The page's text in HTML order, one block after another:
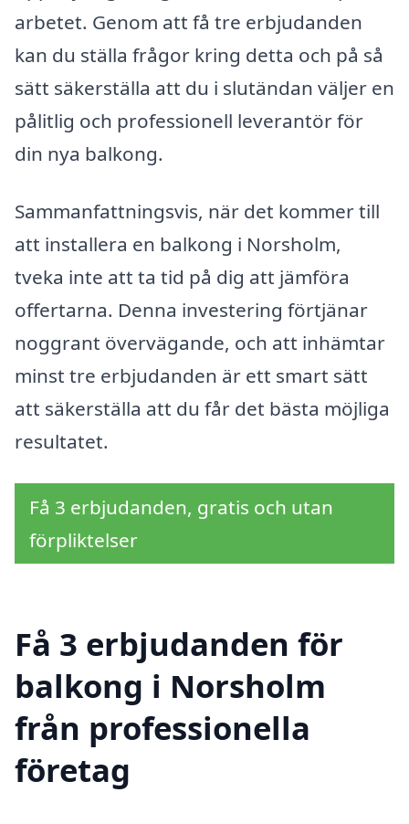
arbetet. Genom att få tre erbjudanden
kan du ställa frågor kring detta och på så
sätt säkerställa att du i slutändan väljer en
pålitlig och professionell leverantör för
din nya balkong.
Sammanfattningsvis, när det kommer till
att installera en balkong i Norsholm,
tveka inte att ta tid på dig att jämföra
offertarna. Denna investering förtjänar
noggrant övervägande, och att inhämtar
minst tre erbjudanden är ett smart sätt
att säkerställa att du får det bästa möjliga
resultatet.
Få 3 erbjudanden, gratis och utan
förpliktelser
Få 3 erbjudanden för
balkong i Norsholm
från professionella
företag